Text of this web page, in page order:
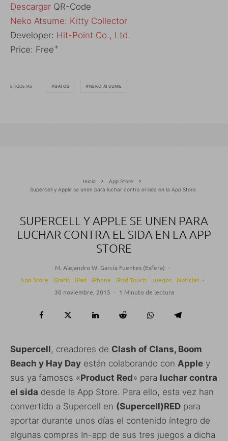
Descargar QR-Code
‎Neko Atsume: Kitty Collector
Developer: Hit-Point Co., Ltd.
Price: Free+
ETIQUETAS GATOS NEKO ATSUME
Inicio
App Store
Supercell y Apple se unen para luchar contra el sida en la App Store
SUPERCELL Y APPLE SE UNEN PARA
LUCHAR CONTRA EL SIDA EN LA APP
STORE
M. Alejandro W. García Fuentes (Esfera) ·
App Store
Gratis iPad iPhone iPod Touch Juegos Noticias ·
30 noviembre, 2015 · 1 Minuto de lectura
Supercell, creadores de Clash of Clans, Boom
Beach y Hay Day están colaborando con Apple y
sus ya famosos «Product Red» para luchar contra
el sida desde la App Store. Para ello, esta vez han
convertido a Supercell en (Supercell)RED para
aportar durante unos días el contenido íntegro de
algunas compras In-app de sus tres juegos a dicha